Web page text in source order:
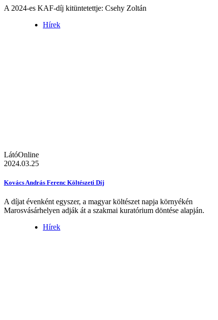
A 2024-es KAF-díj kitüntetettje: Csehy Zoltán
Hírek
LátóOnline
2024.03.25
Kovács András Ferenc Költészeti Díj
A díjat évenként egyszer, a magyar költészet napja környékén
Marosvásárhelyen adják át a szakmai kuratórium döntése alapján.
Hírek